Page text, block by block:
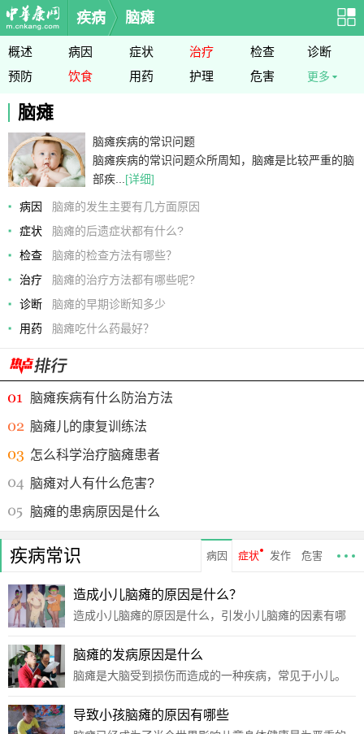
疾病 脑瘫
概述 病因 症状 治疗 检查
诊断
预防
饮食 用药 护理 危害 更多
脑瘫
脑瘫疾病的常识问题
脑瘫疾病的常识问题众所周知，脑瘫是比较严重的脑
部疾... [详细]
病因
脑瘫的发生主要有几方面原因
症状
脑瘫的后遗症状都有什么?
检查
脑瘫的检查方法有哪些？
治疗
脑瘫的治疗方法都有哪些呢?
诊断
脑瘫的早期诊断知多少
用药
脑瘫吃什么药最好？
脑瘫疾病有什么防治方法
脑瘫儿的康复训练法
怎么科学治疗脑瘫患者
脑瘫对人有什么危害?
脑瘫的患病原因是什么
疾病常识 病因 症状 发作 危害
造成小儿脑瘫的原因是什么？
造成小儿脑瘫的原因是什么，引发小儿脑瘫的因素有哪
新生儿容易引发小儿脑瘫呢？揣着这些疑问来听听育儿
专家的详细介绍，希望对您有所帮助。了解小儿脑瘫才
脑瘫的发病原因是什么
脑瘫是大脑受到损伤而造成的一种疾病，常见于小儿。
么该怎么做才能让脑瘫患儿成长的过程中面临的困难少
导致小孩脑瘫的原因有哪些